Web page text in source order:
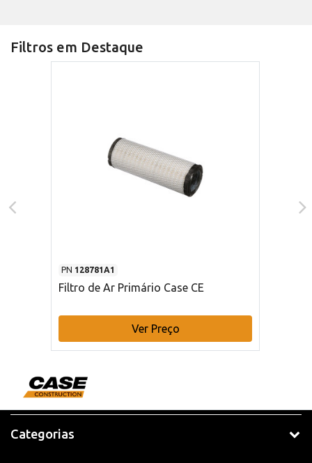
Filtros em Destaque
PN 128781A1
Filtro de Ar Primário Case CE
Ver Preço
Categorias